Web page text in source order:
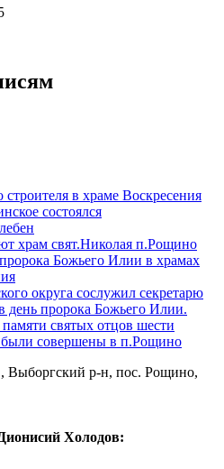
в храме Воскресения
состоялся
храм свят.Николая п.Рощино
Божьего Илии в храмах
округа сослужил секретарю
день пророка Божьего Илии.
святых отцов шести
были совершены в п.Рощино
Выборгский р-н, пос. Рощино,
Холодов: